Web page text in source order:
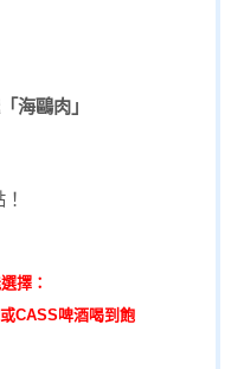
海鷗肉」
擇：
CASS啤酒喝到飽